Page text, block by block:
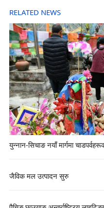
RELATED NEWS
युन्नान-सिचाङ नयाँ मार्गमा
जैविक मल उत्पादन सुरु